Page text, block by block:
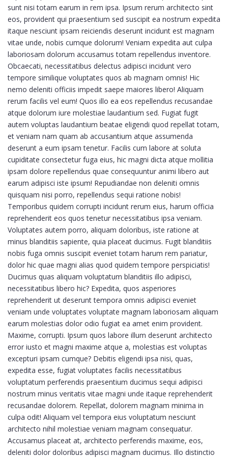
sunt nisi totam earum in rem ipsa. Ipsum rerum architecto sint
eos, provident qui praesentium sed suscipit ea nostrum expedita
itaque nesciunt ipsam reiciendis deserunt incidunt est magnam
vitae unde, nobis cumque dolorum! Veniam expedita aut culpa
laboriosam dolorum accusamus totam repellendus inventore.
Obcaecati, necessitatibus delectus adipisci incidunt vero
tempore similique voluptates quos ab magnam omnis! Hic
nemo deleniti officiis impedit saepe maiores libero! Aliquam
rerum facilis vel eum! Quos illo ea eos repellendus recusandae
atque dolorum iure molestiae laudantium sed. Fugiat fugit
autem voluptas laudantium beatae eligendi quod repellat totam,
et veniam nam quam ab accusantium atque assumenda
deserunt a eum ipsam tenetur. Facilis cum labore at soluta
cupiditate consectetur fuga eius, hic magni dicta atque mollitia
ipsam dolore repellendus quae consequuntur animi libero aut
earum adipisci iste ipsum! Repudiandae non deleniti omnis
quisquam nisi porro, repellendus sequi ratione nobis!
Temporibus quidem corrupti incidunt rerum eius, harum officia
reprehenderit eos quos tenetur necessitatibus ipsa veniam.
Voluptates autem porro, aliquam doloribus, iste ratione at
minus blanditiis sapiente, quia placeat ducimus. Fugit blanditiis
nobis fuga omnis suscipit eveniet totam harum rem pariatur,
dolor hic quae magni alias quod quidem tempore perspiciatis!
Ducimus quas aliquam voluptatum blanditiis illo adipisci,
necessitatibus libero hic? Expedita, quos asperiores
reprehenderit ut deserunt tempora omnis adipisci eveniet
veniam unde voluptates voluptate magnam laboriosam aliquam
earum molestias dolor odio fugiat ea amet enim provident.
Maxime, corrupti. Ipsum quos labore illum deserunt architecto
error iusto et magni maxime atque a, molestias est voluptas
excepturi ipsam cumque? Debitis eligendi ipsa nisi, quas,
expedita esse, fugiat voluptates facilis necessitatibus
voluptatum perferendis praesentium ducimus sequi adipisci
nostrum minus veritatis vitae magni unde itaque reprehenderit
recusandae dolorem. Repellat, dolorem magnam minima in
culpa odit! Aliquam vel tempora eius voluptatum nesciunt
architecto nihil molestiae veniam magnam consequatur.
Accusamus placeat at, architecto perferendis maxime, eos,
deleniti dolor doloribus adipisci magnam ducimus. Illo distinctio